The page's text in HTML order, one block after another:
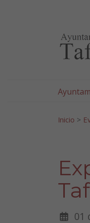
Inicio >
01